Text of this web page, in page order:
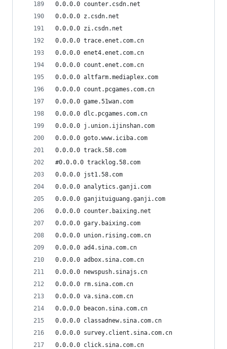
0.0.0.0 counter.csdn.net
0.0.0.0 z.csdn.net
0.0.0.0 zi.csdn.net
0.0.0.0 trace.enet.com.cn
0.0.0.0 enet4.enet.com.cn
0.0.0.0 count.enet.com.cn
0.0.0.0 altfarm.mediaplex.com
0.0.0.0 count.pcgames.com.cn
0.0.0.0 game.51wan.com
0.0.0.0 dlc.pcgames.com.cn
0.0.0.0 j.union.ijinshan.com
0.0.0.0 goto.www.iciba.com
0.0.0.0 track.58.com
#0.0.0.0 tracklog.58.com
0.0.0.0 jst1.58.com
0.0.0.0 analytics.ganji.com
0.0.0.0 ganjituiguang.ganji.com
0.0.0.0 counter.baixing.net
0.0.0.0 gary.baixing.com
0.0.0.0 union.rising.com.cn
0.0.0.0 ad4.sina.com.cn
0.0.0.0 adbox.sina.com.cn
0.0.0.0 newspush.sinajs.cn
0.0.0.0 rm.sina.com.cn
0.0.0.0 va.sina.com.cn
0.0.0.0 beacon.sina.com.cn
0.0.0.0 classadnew.sina.com.cn
0.0.0.0 survey.client.sina.com.cn
0.0.0.0 click.sina.com.cn